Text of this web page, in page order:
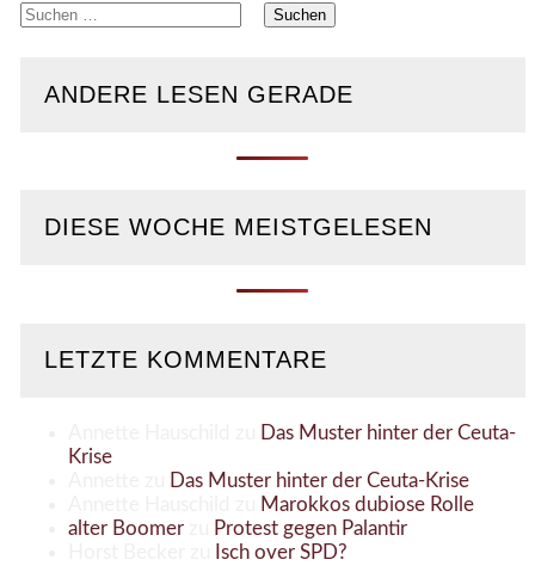
Suchen
ANDERE LESEN GERADE
DIESE WOCHE MEISTGELESEN
LETZTE KOMMENTARE
Das Muster hinter der Ceuta-
Krise
Das Muster hinter der Ceuta-Krise
Marokkos dubiose Rolle
alter Boomerzu
Protest gegen Palantir
Isch over SPD?